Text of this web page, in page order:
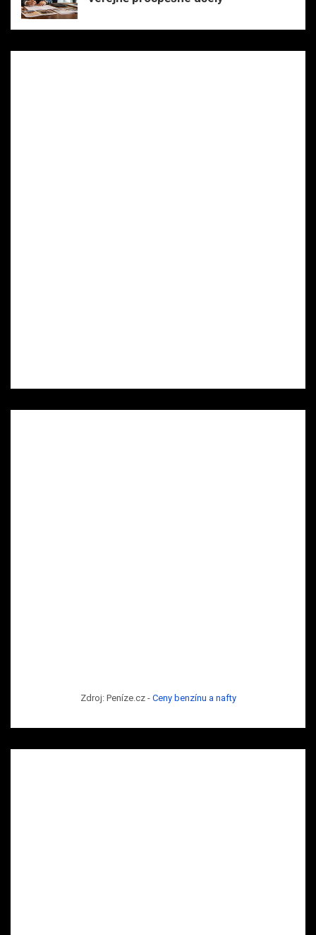
Zdroj: Peníze.cz - Ceny benzínu a nafty